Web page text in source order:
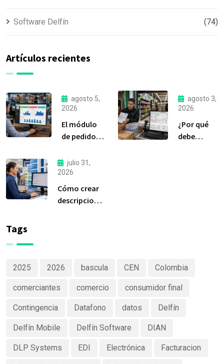
Software Delfín (74)
Artículos recientes
agosto 5,
2026
El módulo
de pedidos:
la
herramienta
más
importante
de Delfín
agosto 3,
2026
¿Por qué
debe
julio 31,
2026
Cómo crear
descripciones
Tags
2025 2026 bascula CEN Colombia
comerciantes comercio consumidor final
Contingencia Datafono datos Delfín
Delfín Mobile Delfín Software DIAN
DLP Systems EDI Electrónica Facturacion